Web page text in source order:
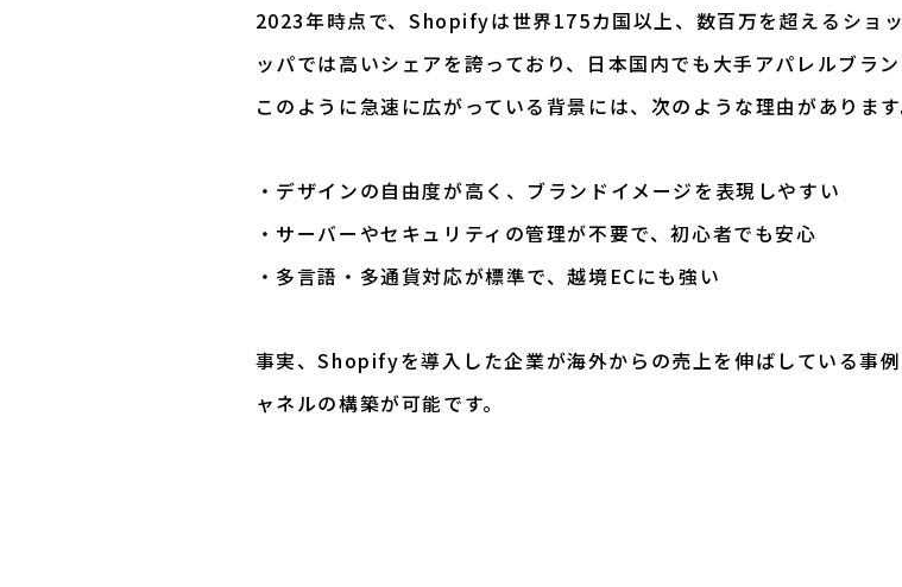
2023年時点で、Shopifyは世界175カ国以上、数百万を超えるショ
ッパでは高いシェアを誇っており、日本国内でも大手アパレルブラ
このように急速に広がっている背景には、次のような理由があります
・デザインの自由度が高く、ブランドイメージを表現しやすい
・サーバーやセキュリティの管理が不要で、初心者でも安心
・多言語・多通貨対応が標準で、越境ECにも強い
事実、Shopifyを導入した企業が海外からの売上を伸ばしている事
ャネルの構築が可能です。